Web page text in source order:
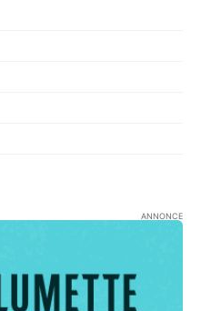
ANNONCE